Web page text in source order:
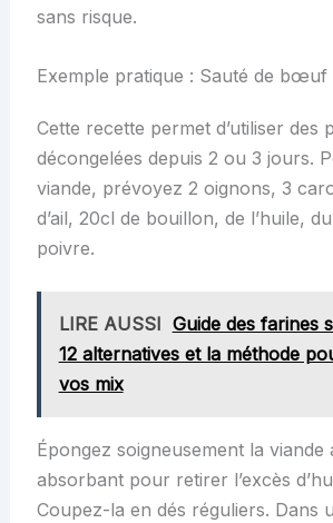
sans risque.
Exemple pratique : Sauté de bœuf
Cette recette permet d’utiliser
décongelées depuis 2 ou 3 jours.
viande, prévoyez 2 oignons, 3
d’ail, 20cl de bouillon, de l’huile,
poivre.
LIRE AUSSI Guide des farines
12 alternatives et la méthode
vos mix
Épongez soigneusement la viande
absorbant pour retirer l’excès
Coupez-la en dés réguliers. Dans